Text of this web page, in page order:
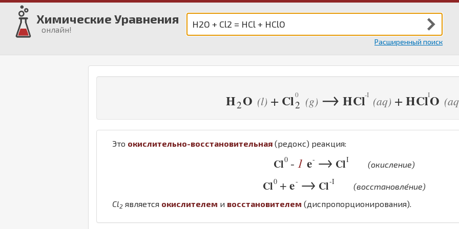
Химические Уравнения
онлайн!
Расширенный поиск
H2O (l) + Cl2 (g) → HCl (aq) + HClO
Это окислительно-восстановительная (редокс) реакция:
Cl0 - 1 e- → ClI
(окисление)
Cl0 + e- → Cl-I
(восстановле́ние)
Cl2 является окислителем и восстановителем (диспропорционирования).